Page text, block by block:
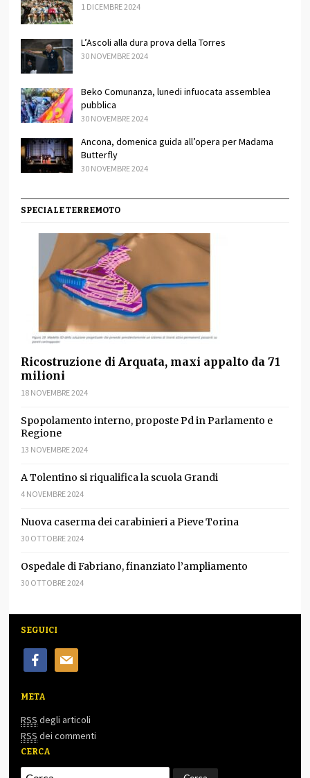
1 DICEMBRE 2024
L’Ascoli alla dura prova della Torres
30 NOVEMBRE 2024
Beko Comunanza, lunedi infuocata assemblea
pubblica
30 NOVEMBRE 2024
Ancona, domenica guida all’opera per Madama
Butterfly
30 NOVEMBRE 2024
SPECIALE TERREMOTO
Ricostruzione di Arquata, maxi appalto da 71
milioni
18 NOVEMBRE 2024
Spopolamento interno, proposte Pd in Parlamento e
Regione
13 NOVEMBRE 2024
A Tolentino si riqualifica la scuola Grandi
4 NOVEMBRE 2024
Nuova caserma dei carabinieri a Pieve Torina
30 OTTOBRE 2024
Ospedale di Fabriano, finanziato l’ampliamento
30 OTTOBRE 2024
SEGUICI
facebookmail
META
RSS degli articoli
RSS dei commenti
CERCA